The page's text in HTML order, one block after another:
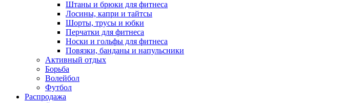
Штаны и брюки для фитнеса
Лосины, капри и тайтсы
Шорты, трусы и юбки
Перчатки для фитнеса
Носки и гольфы для фитнеса
Повязки, банданы и напульсники
Активный отдых
Борьба
Волейбол
Футбол
Распродажа